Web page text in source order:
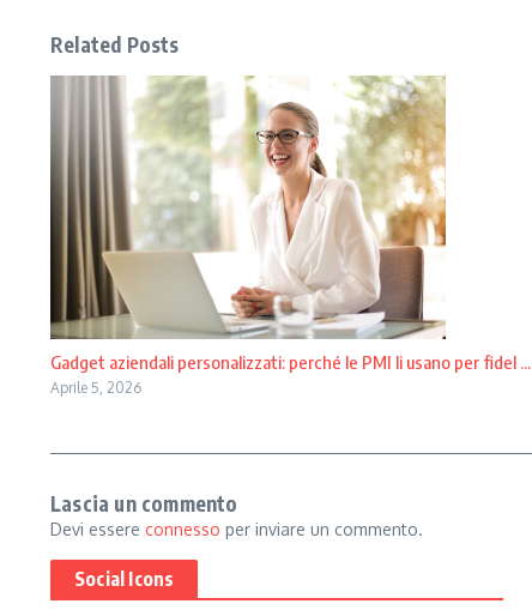
Related Posts
Gadget aziendali personalizzati: perché le PMI li usano per fidel ...
Aprile 5, 2026
Lascia un commento
Devi essere connesso per inviare un commento.
Social Icons